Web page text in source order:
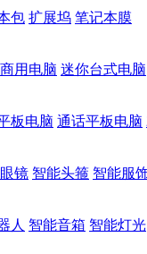
包 扩展坞 笔记本膜
商用电脑 迷你台式电脑
板电脑 通话平板电脑
镜 智能头箍 智能服
人 智能音箱 智能灯光